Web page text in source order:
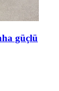
güçlü